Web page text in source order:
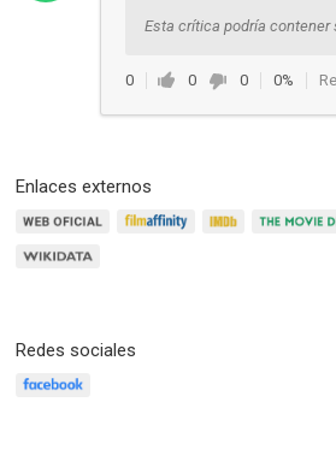
Esta crítica podría
0 0 0 0%
Enlaces externos
Redes sociales